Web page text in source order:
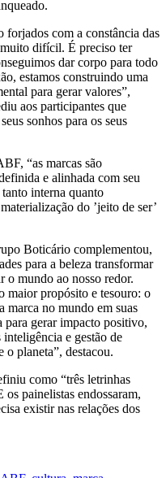
forjados com a constância das
muito difícil. É preciso ter
dar corpo para todo
estamos construindo uma
para gerar valores”,
aos participantes que
sonhos para os seus
“as marcas são
e alinhada com seu
interna quanto
do ’jeito de ser’
Boticário complementou,
para a beleza transformar
o mundo ao nosso redor.
maior propósito e tesouro: o
marca no mundo em suas
para gerar impacto positivo,
e gestão de
o planeta”, destacou.
como “três letrinhas
os painelistas endossaram,
existir nas relações dos